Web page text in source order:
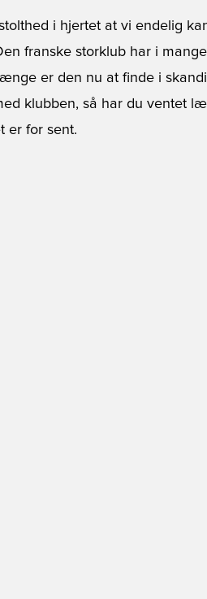
i hjertet at vi endelig
franske storklub har i
er den nu at finde i
klubben, så har du ventet
er for sent.